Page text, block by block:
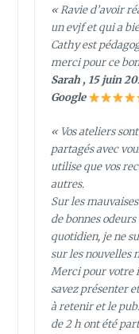
« Ravie d’avoir
un evjf et qui a
Cathy est
merci pour ce
Sarah , 15 juin
Google
« Vos ateliers
partagés avec
utilise que vos
autres.
Sur les
de bonnes
quotidien, je ne
sur les nouvelles
Merci pour votre
savez présenter
à retenir et le
de 2 h ont été